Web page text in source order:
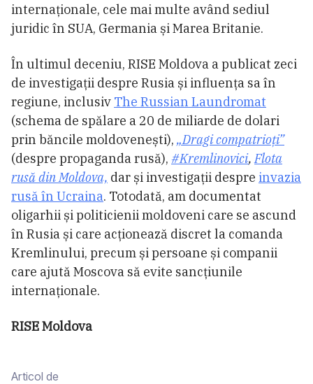
internaționale, cele mai multe având sediul
juridic în SUA, Germania și Marea Britanie.
În ultimul deceniu, RISE Moldova a publicat zeci
de investigații despre Rusia și influența sa în
regiune, inclusiv The Russian Laundromat
(schema de spălare a 20 de miliarde de dolari
prin băncile moldovenești), „Dragi compatrioți”
(despre propaganda rusă), #Kremlinovici, Flota
rusă din Moldova, dar și investigații despre invazia
rusă în Ucraina. Totodată, am documentat
oligarhii și politicienii moldoveni care se ascund
în Rusia și care acționează discret la comanda
Kremlinului, precum și persoane și companii
care ajută Moscova să evite sancțiunile
internaționale.
RISE Moldova
Articol de